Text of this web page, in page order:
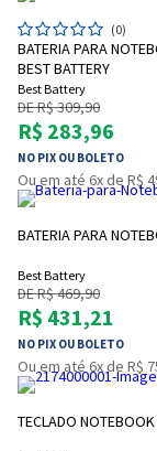
(0)
BATERIA PARA
BEST BATTERY
Best Battery
DE R$ 309,90
R$ 283,96
NO PIX OU BOLETO
Ou em até 6x de R$
Best Battery
DE R$ 469,90
R$ 431,21
NO PIX OU BOLETO
Ou em até 6x de R$
TECLADO